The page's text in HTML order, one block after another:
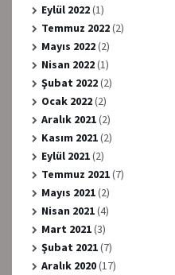
Eylül 2022(1)
Temmuz 2022(2)
Mayıs 2022(2)
Nisan 2022(1)
Şubat 2022(2)
Ocak 2022(2)
Aralık 2021(2)
Kasım 2021(2)
Eylül 2021(2)
Temmuz 2021(7)
Mayıs 2021(2)
Nisan 2021(4)
Mart 2021(3)
Şubat 2021(7)
Aralık 2020(17)